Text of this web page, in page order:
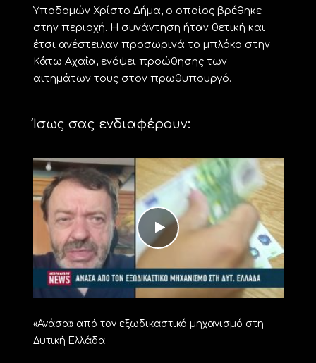
Υποδομών Χρίστο Δήμα, ο οποίος βρέθηκε
στην περιοχή. Η συνάντηση ήταν θετική και
έτσι ανέστειλαν προσωρινά το μπλόκο στην
Κάτω Αχαΐα, ενόψει προώθησης των
αιτημάτων τους στον πρωθυπουργό.
Ίσως σας ενδιαφέρουν:
«Ανάσα» από τον εξωδικαστικό μηχανισμό στη
Δυτική Ελλάδα